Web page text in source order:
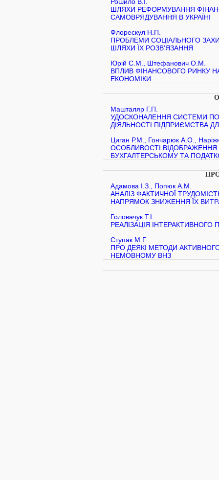
ШЛЯХИ РЕФОРМУВАННЯ
САМОВРЯДУВАННЯ В УКРАЇНІ
Флорескул Н.П.
ПРОБЛЕМИ СОЦІАЛЬНОГО
ШЛЯХИ ЇХ РОЗВ’ЯЗАННЯ
Юрій С.М., Штефанович О.М.
ВПЛИВ ФІНАНСОВОГО РИНКУ
ЕКОНОМІКИ
Машталяр Г.П.
УДОСКОНАЛЕННЯ СИСТЕМИ
ДІЯЛЬНОСТІ ПІДПРИЄМСТВА
Циган Р.М., Гончарюк А.О.,
ОСОБЛИВОСТІ ВІДОБРАЖЕННЯ
БУХГАЛТЕРСЬКОМУ ТА
Адамова І.З., Попюк А.М.
АНАЛІЗ ФАКТИЧНОЇ
НАПРЯМОК ЗНИЖЕННЯ ЇХ
Головачук Т.І.
РЕАЛІЗАЦІЯ ІНТЕРАКТИВНОГО
Ступак М.Г.
ПРО ДЕЯКІ МЕТОДИ
НЕМОВНОМУ ВНЗ